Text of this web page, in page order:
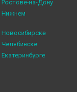
Ростове-на-Дону
Нижнем
Новосибирске
Челябинске
Екатеринбурге